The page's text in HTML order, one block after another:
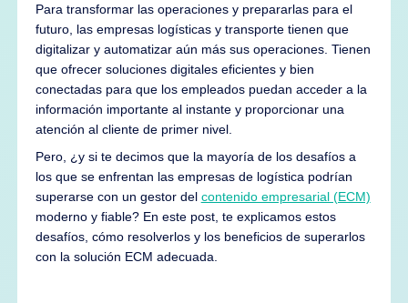
Para transformar las operaciones y prepararlas para el
futuro, las empresas logísticas y transporte tienen que
digitalizar y automatizar aún más sus operaciones. Tienen
que ofrecer soluciones digitales eficientes y bien
conectadas para que los empleados puedan acceder a la
información importante al instante y proporcionar una
atención al cliente de primer nivel.
Pero, ¿y si te decimos que la mayoría de los desafíos a
los que se enfrentan las empresas de logística podrían
superarse con un gestor del contenido empresarial (ECM)
moderno y fiable? En este post, te explicamos estos
desafíos, cómo resolverlos y los beneficios de superarlos
con la solución ECM adecuada.